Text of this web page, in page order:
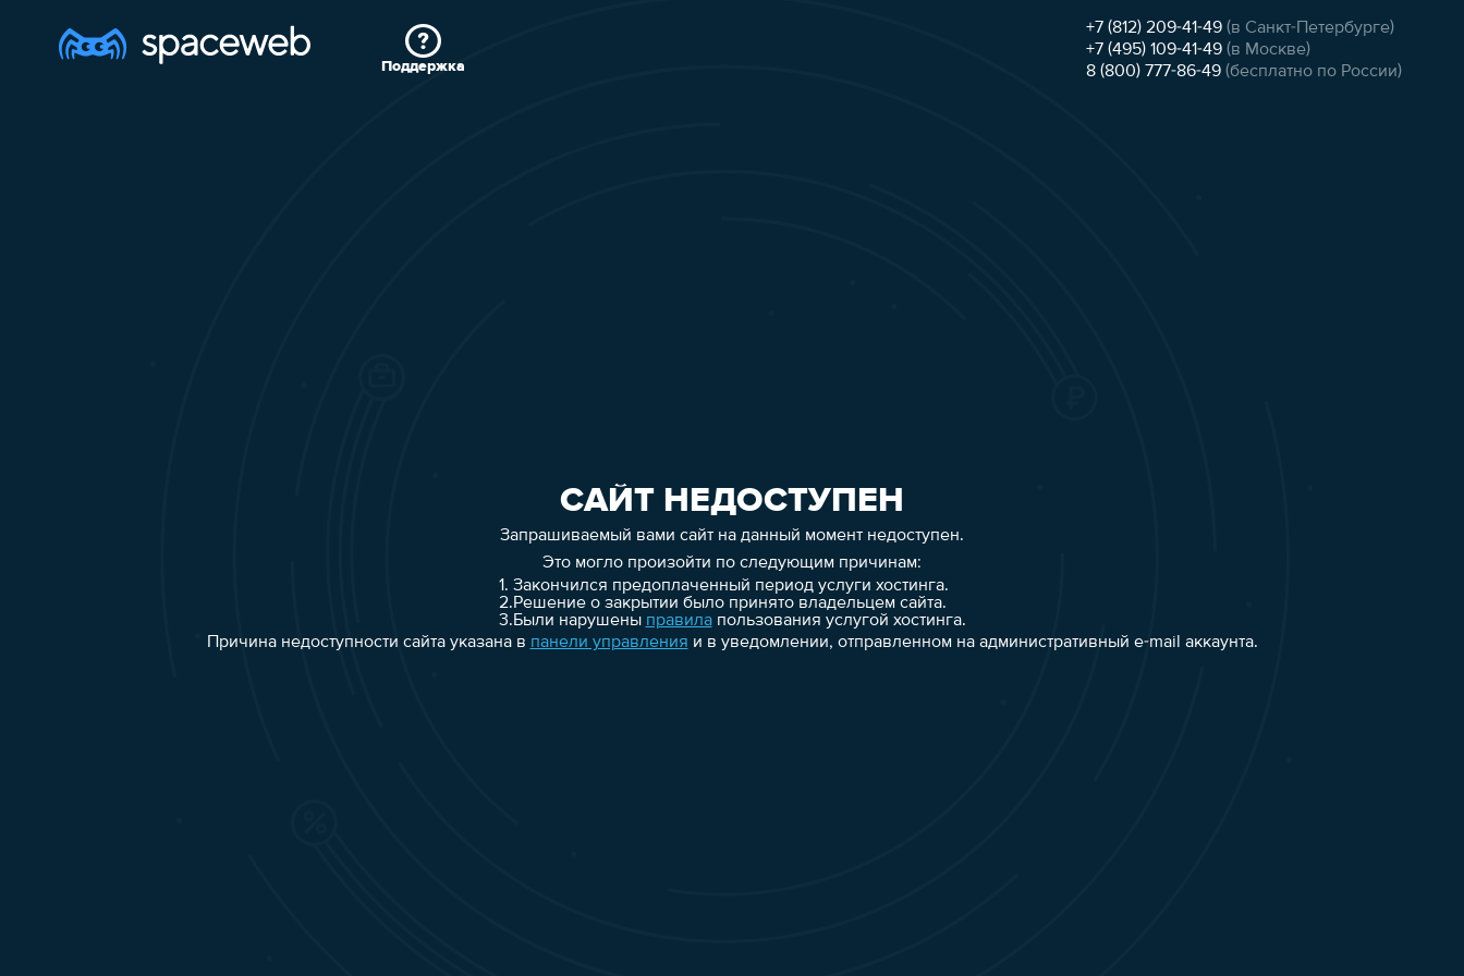
Поддержка
+7 (812) 209-41-49 (в Санкт-Петербурге)
+7 (495) 109-41-49 (в Москве)
8 (800) 777-86-49 (бесплатно по России)
САЙТ НЕДОСТУПЕН
Запрашиваемый вами сайт на данный момент недоступен.
Это могло произойти по следующим причинам:
1. Закончился предоплаченный период услуги хостинга.
2.Решение о закрытии было принято владельцем сайта.
3.Были нарушены правилапользования услугой хостинга.
Причина недоступности сайта указана в панели управления и в уведомлении, отправленном на административный e-mail аккаунта.